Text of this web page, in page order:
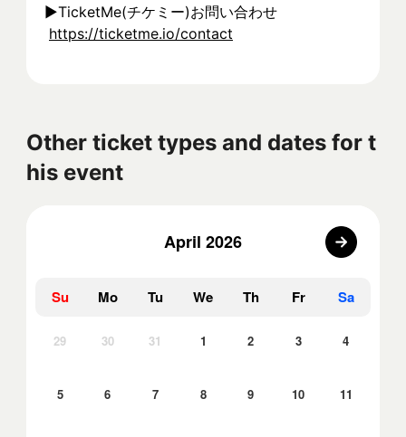
▶︎TicketMe(チケミー)お問い合わせ
https://ticketme.io/contact
Other ticket types and dates for t
his event
April 2026
Su Mo Tu We Th Fr Sa
29 30 31 1 2 3 4
5 6 7 8 9 10 11